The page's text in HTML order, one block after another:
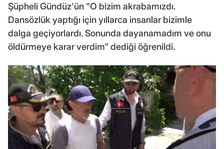
Şüpheli Gündüz'ün "O bizim akrabamızdı.
Dansözlük yaptığı için yıllarca insanlar bizimle
dalga geçiyorlardı. Sonunda dayanamadım ve onu
öldürmeye karar verdim" dediği öğrenildi.